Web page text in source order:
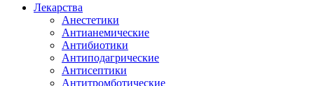
Лекарства
Анестетики
Антианемические
Антибиотики
Антиподагрические
Антисептики
Антитромботические